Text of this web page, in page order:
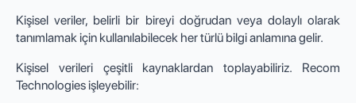
Kişisel veriler, belirli bir bireyi doğrudan veya dolaylı olarak
tanımlamak için kullanılabilecek her türlü bilgi anlamına gelir.
Kişisel verileri çeşitli kaynaklardan toplayabiliriz. Recom
Technologies işleyebilir: